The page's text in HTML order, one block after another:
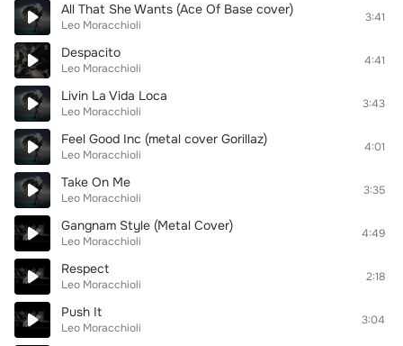
All That She Wants (Ace Of Base cover)
Leo Moracchioli
3:41
Despacito
Leo Moracchioli
4:41
Livin La Vida Loca
Leo Moracchioli
3:43
Feel Good Inc (metal cover Gorillaz)
Leo Moracchioli
4:01
Take On Me
Leo Moracchioli
3:35
Gangnam Style (Metal Cover)
Leo Moracchioli
4:49
Respect
Leo Moracchioli
2:18
Push It
Leo Moracchioli
3:04